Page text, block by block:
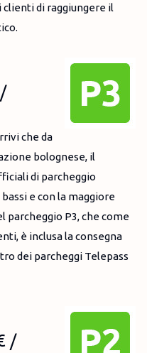
di raggiungere il
che da
bolognese, il
di parcheggio
e con la maggiore
parcheggio P3, che come
è inclusa la consegna
dei parcheggi Telepass
/